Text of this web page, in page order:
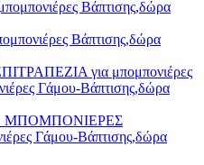
Βάπτισης,δώρα
Βάπτισης,δώρα
για μπομπονιέρες
Γάμου-Βάπτισης,δώρα
ΜΠΟΜΠΟΝΙΕΡΕΣ
Γάμου-Βάπτισης,δώρα